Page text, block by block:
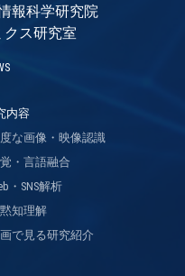
報科学研究院
クス研究室
内容
な画像・映像認識
・言語融合
・SNS解析
知理解
で見る研究紹介